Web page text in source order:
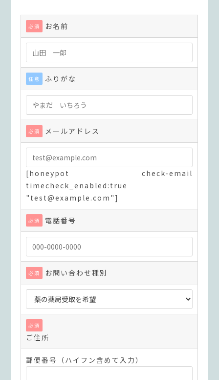
必須 お名前
任意 ふりがな
必須 メールアドレス
[honeypot check-email
timecheck_enabled:true
"test@example.com"]
必須 電話番号
必須 お問い合わせ種別
必須
ご住所
郵便番号（ハイフン含めて入力）